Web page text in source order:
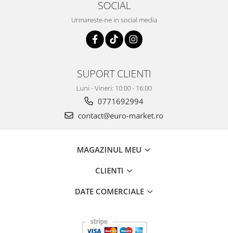
SOCIAL
Urmareste-ne in social media
SUPORT CLIENTI
Luni - Vineri: 10:00 - 16:00
0771692994
contact@euro-market.ro
MAGAZINUL MEU
CLIENTI
DATE COMERCIALE